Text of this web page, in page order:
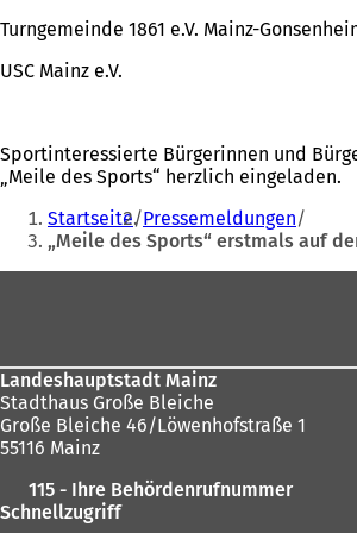
Turngemeinde 1861 e.V. Mainz-
USC Mainz e.V.
Sportinteressierte Bürgerinnen und
„Meile des Sports“ herzlich eingeladen.
Sie
befinden
sich
Startseite Pressemeldungen
„Meile des Sports“ erstmals auf
Landeshauptstadt Mainz
Stadthaus Große Bleiche
Große Bleiche 46/Löwenhofstraße 1
55116 Mainz
115 - Ihre Behördenrufnummer
Schnellzugriff